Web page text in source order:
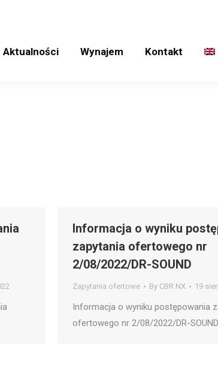
Aktualności Wynajem Kontakt
Informacja o wyniku
zapytania ofertowego nr
2/08/2022/DR-SOUND
Zapytania ofertowe By CBR NX 19
Informacja o wyniku postępowania
ofertowego nr 2/08/2022/DR-SOUND